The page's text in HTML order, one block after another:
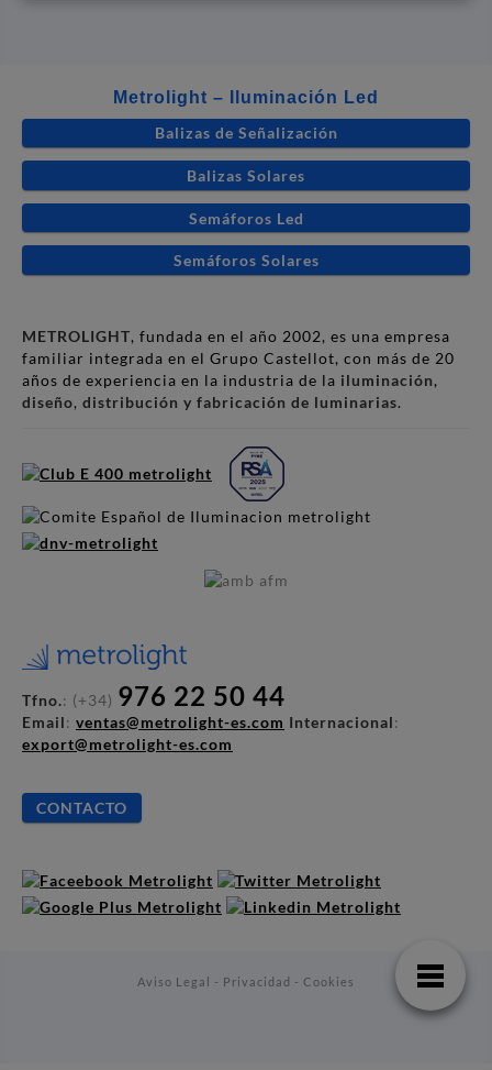
Metrolight – Iluminación Led
Balizas de Señalización
Balizas Solares
Semáforos Led
Semáforos Solares
METROLIGHT, fundada en el año 2002, es una empresa
familiar integrada en el Grupo Castellot, con más de 20
años de experiencia en la industria de la iluminación,
diseño, distribución y fabricación de luminarias.
Tfno.: (+34) 976 22 50 44
Email: ventas@metrolight-es.com Internacional:
export@metrolight-es.com
CONTACTO
Aviso Legal - Privacidad - Cookies